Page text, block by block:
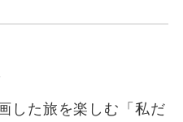
した旅を楽しむ「私だ